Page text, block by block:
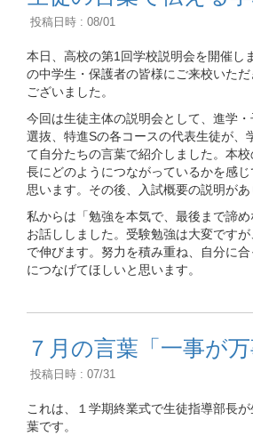
投稿日時 : 08/01
本日、高校の第1回学校説明会を開催し
の中学生・保護者の皆様にご来校いた
ございました。
今回は生徒主体の説明会として、進学
選抜、特進Sの各コースの代表生徒が、
て自分たちの言葉で紹介しました。本
長にどのようにつながっているかを感
思います。その後、入試概要の説明があ
私からは「勉強を本気で、最後まで諦
お話ししました。受験勉強は大変です
で伸びます。努力を積み重ね、自分に
につなげてほしいと思います。
７月の言葉「一事が万
投稿日時 : 07/31
これは、１学期終業式で生徒指導部長
葉です。